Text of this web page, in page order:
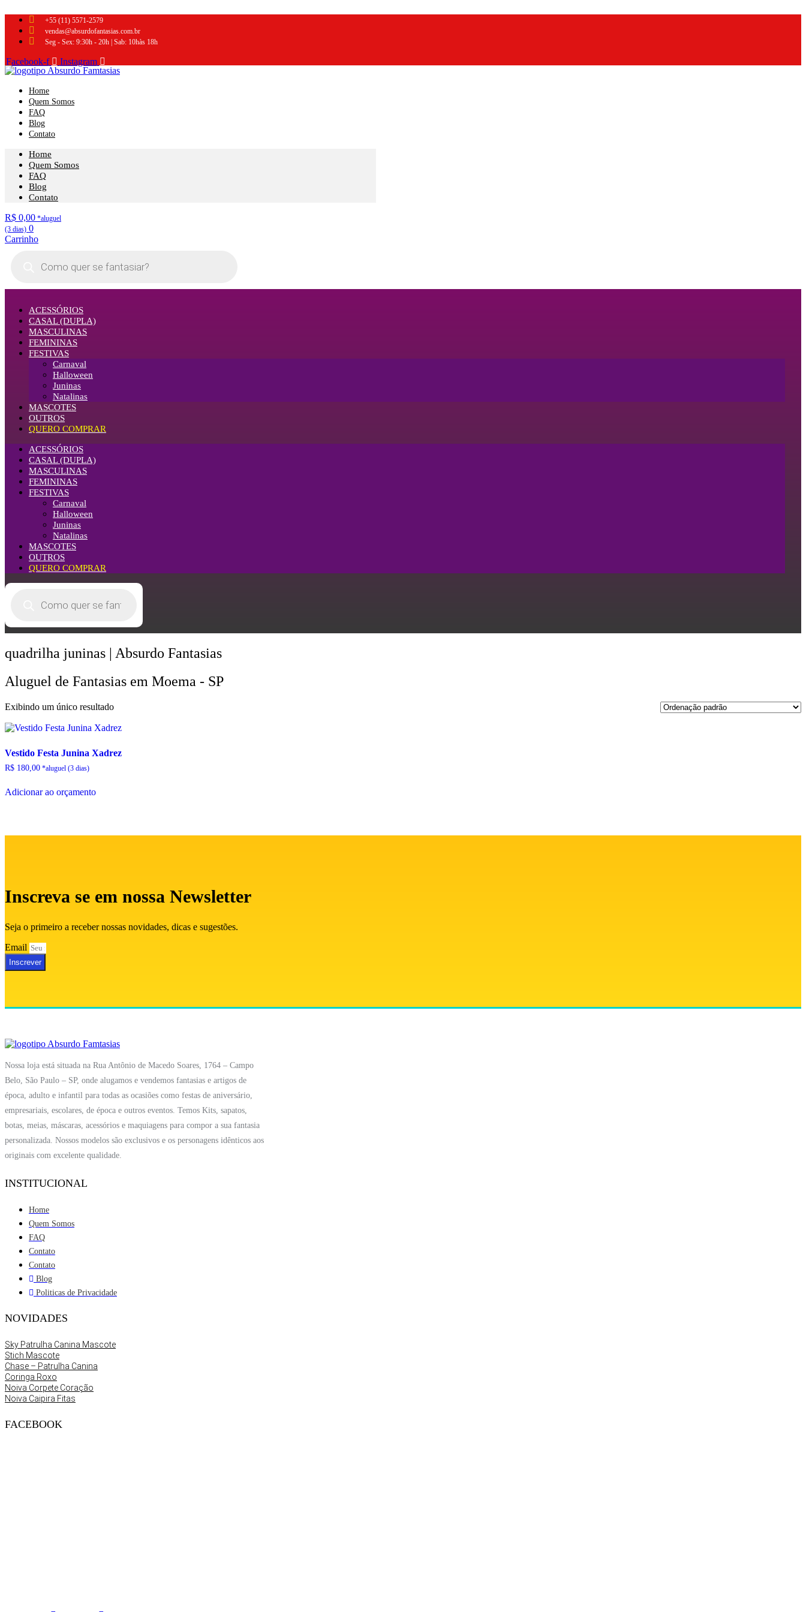
para
conteúdo
+55 (11) 5571-2579
vendas@absurdofantasias.com.br
Seg - Sex: 9:30h - 20h | Sab: 10hàs 18h
Facebook-f Instagram
Home
Quem Somos
FAQ
Blog
Contato
Home
Quem Somos
FAQ
Blog
Contato
R$ 0,00
0
Carrinho
produtos
ACESSÓRIOS
CASAL (DUPLA)
MASCULINAS
FEMININAS
FESTIVAS
Carnaval
Halloween
Juninas
Natalinas
MASCOTES
OUTROS
QUERO COMPRAR
ACESSÓRIOS
CASAL (DUPLA)
MASCULINAS
FEMININAS
FESTIVAS
Carnaval
Halloween
Juninas
Natalinas
MASCOTES
OUTROS
QUERO COMPRAR
produtos
quadrilha juninas | Absurdo Fantasias
Aluguel de Fantasias em Moema - SP
Exibindo um único resultado
Vestido Festa Junina Xadrez
R$ 180,00
Adicionar ao orçamento
Inscreva se em nossa Newsletter
Seja o primeiro a receber nossas novidades, dicas e sugestões.
Email
Inscrever
Nossa loja está situada na Rua Antônio de Macedo Soares, 1764 – Campo
Belo, São Paulo – SP, onde alugamos e vendemos fantasias e artigos de
época, adulto e infantil para todas as ocasiões como festas de aniversário,
empresariais, escolares, de época e outros eventos. Temos Kits, sapatos,
botas, meias, máscaras, acessórios e maquiagens para compor a sua fantasia
personalizada. Nossos modelos são exclusivos e os personagens idênticos aos
originais com excelente qualidade.
INSTITUCIONAL
Home
Quem Somos
FAQ
Contato
Contato
Blog
Politicas de Privacidade
NOVIDADES
Sky Patrulha Canina Mascote
Stich Mascote
Chase – Patrulha Canina
Coringa Roxo
Noiva Corpete Coração
Noiva Caipira Fitas
FACEBOOK